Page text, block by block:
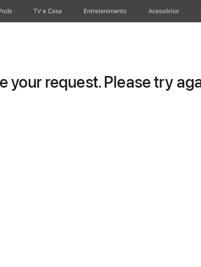
TV e Casa Entretenimento Acessórios
your request. Please try